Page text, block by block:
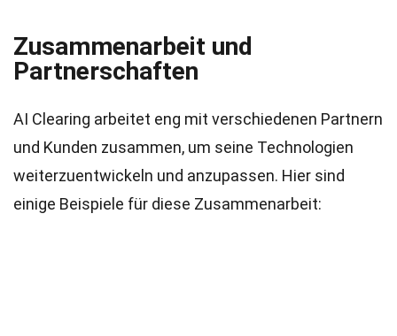
Zusammenarbeit und
Partnerschaften
AI Clearing arbeitet eng mit verschiedenen Partnern
und Kunden zusammen, um seine Technologien
weiterzuentwickeln und anzupassen. Hier sind
einige Beispiele für diese Zusammenarbeit: